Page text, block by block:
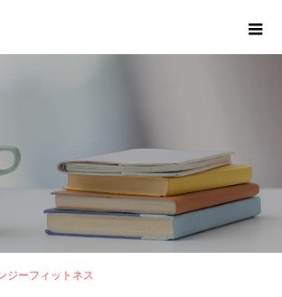
ーフィットネス
ジーフィットネス